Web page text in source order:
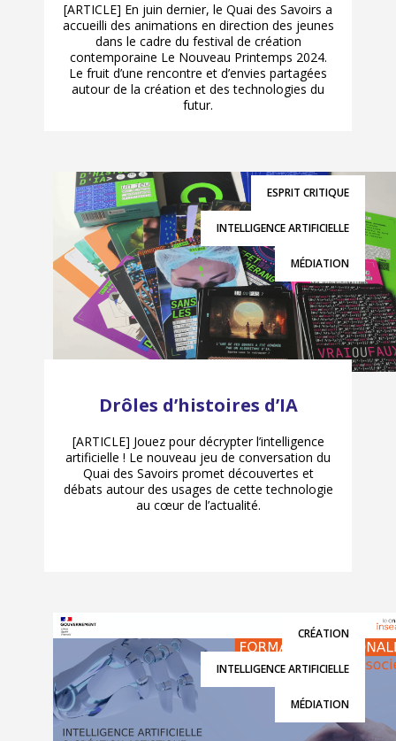
[ARTICLE] En juin dernier, le Quai des Savoirs a
accueilli des animations en direction des jeunes
dans le cadre du festival de création
contemporaine Le Nouveau Printemps 2024.
Le fruit d’une rencontre et d’envies partagées
autour de la création et des technologies du
futur.
ESPRIT CRITIQUE
INTELLIGENCE ARTIFICIELLE
MÉDIATION
Drôles d’histoires d’IA
[ARTICLE] Jouez pour décrypter l’intelligence
artificielle ! Le nouveau jeu de conversation du
Quai des Savoirs promet découvertes et
débats autour des usages de cette technologie
au cœur de l’actualité.
CRÉATION
INTELLIGENCE ARTIFICIELLE
MÉDIATION